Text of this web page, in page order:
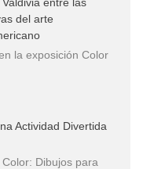
del arte
la exposición Color
Actividad Divertida
Dibujos para